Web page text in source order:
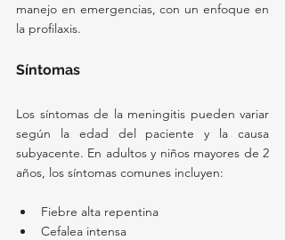
manejo en emergencias, con un enfoque en
la profilaxis.
Síntomas
Los síntomas de la meningitis pueden variar
según la edad del paciente y la causa
subyacente. En adultos y niños mayores de 2
años, los síntomas comunes incluyen:
Fiebre alta repentina
Cefalea intensa